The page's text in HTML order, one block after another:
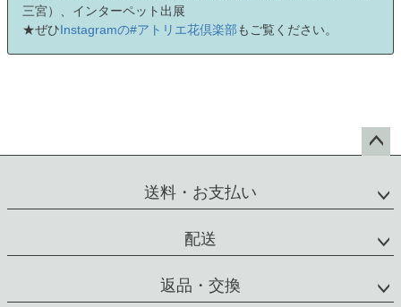
三宮）、インターペット出展
★ぜひInstagramの#アトリエ花倶楽部もご覧ください。
ップ
送料・お支払い
配送
返品・交換